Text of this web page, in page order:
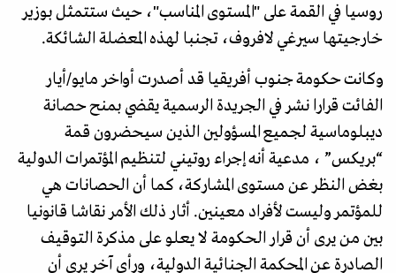
روسيا في القمة على "المستوى المناسب"، حيث ستتمثل بوزير
خارجيتها سيرغي لافروف، تجنبا لهذه المعضلة الشائكة.
وكانت حكومة جنوب أفريقيا قد أصدرت أواخر مايو/أيار
الفائت قرارا نشر في الجريدة الرسمية يقضي بمنح حصانة
ديبلوماسية لجميع المسؤولين الذين سيحضرون قمة
“بريكس” ، مدعية أنه إجراء روتيني لتنظيم المؤتمرات الدولية
بغض النظر عن مستوى المشاركة، كما أن الحصانات هي
للمؤتمر وليست لأفراد معينين. أثار ذلك الأمر نقاشا قانونيا
بين من يرى أن قرار الحكومة لا يعلو على مذكرة التوقيف
الصادرة عن المحكمة الجنائية الدولية، ورأي آخر يرى أن